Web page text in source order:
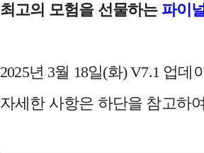
최고의 모험을 선물하는 파이
2025년 3월 18일(화) V7.1 업
자세한 사항은 하단을 참고하